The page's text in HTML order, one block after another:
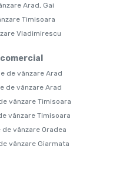
Arad, Gai
Timisoara
Vladimirescu
de vânzare Arad
de vânzare Arad
vânzare Timisoara
vânzare Timisoara
vânzare Oradea
vânzare Giarmata